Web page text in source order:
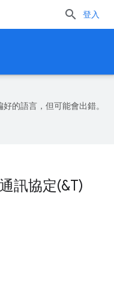
登入
的語言，但可能會出錯。
訊協定(&T)